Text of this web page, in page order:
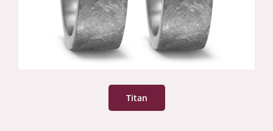
Titan